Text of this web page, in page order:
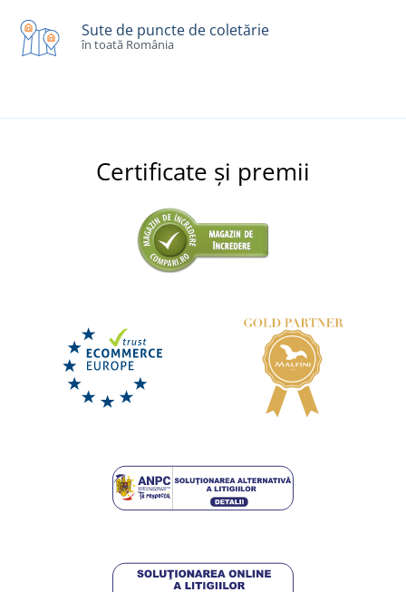
Sute de puncte de coletărie
în toată România
Certificate și premii